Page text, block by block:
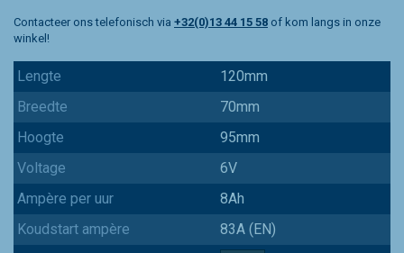
Contacteer ons telefonisch via +32(0)13 44 15 58 of kom langs in onze
winkel!
Lengte
120mm
Breedte
70mm
Hoogte
95mm
Voltage
6V
Ampère per uur
8Ah
Koudstart ampère
83A (EN)